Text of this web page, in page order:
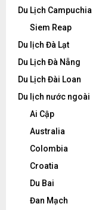
Du Lịch Campuchia
Siem Reap
Du lịch Đà Lạt
Du Lịch Đà Nẵng
Du Lịch Đài Loan
Du lịch nước ngoài
Ai Cập
Australia
Colombia
Croatia
Du Bai
Đan Mạch